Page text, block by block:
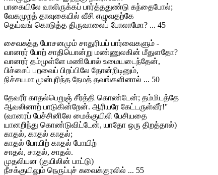
பாகையிலே வாலிருக்கப் பார்த்ததுண்டு கந்தைபோல்;
வேகமுறத் தாவுகையில் வீசி எழுவதற்கே
தெய்வங் கொடுத்த திருவாலைப் போலாமோ? ... 45
சைவசுத்த போசனமும் சாதுரியப் பார்வைகளும் -
வானரர் போற் சாதியொன்று மண்ணுலகின் மீதுளதோ?
வானரர் தம்முள்ளே மணிபோல் உமையடைந்தேன்,
பிச்சைப் பறவைப் பிறப்பிலே தோன்றிடினும்,
நிச்சயமா முன்புரிந்த நேமத் தவங்களினால் ... 50
தேவரீர் காதல்பெறுஞ் சீர்த்தி கொண்டேன்; தம்மிடத்தே
ஆவலினாற் பாடுகின்றேன். ஆரியரே கேட்டருள்வீர்!''
(வானரப் பேச்சினிலே மைக்குயிலி பேசியதை
யானறிந்து கொண்டுவிட்டேன், யாதோ ஒரு திறத்தால்)
காதல், காதல் காதல்;
காதல் போயிற் காதல் போயிற்
சாதல், சாதல், சாதல்.
முதலியன (குயிலின் பாட்டு)
நீசக்குயிலும் நெருப்புச் சுவைக்குரலில் ... 55